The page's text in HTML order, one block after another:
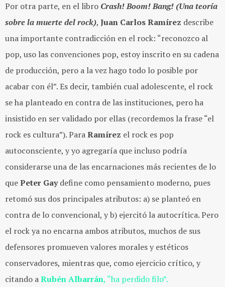
Por otra parte, en el libro Crash! Boom! Bang! (Una teoría
sobre la muerte del rock), Juan Carlos Ramírez describe
una importante contradicción en el rock: “reconozco al
pop, uso las convenciones pop, estoy inscrito en su cadena
de producción, pero a la vez hago todo lo posible por
acabar con él”. Es decir, también cual adolescente, el rock
se ha planteado en contra de las instituciones, pero ha
insistido en ser validado por ellas (recordemos la frase “el
rock es cultura”). ParaRamírez el rock es pop
autoconsciente, y yo agregaría que incluso podría
considerarse una de las encarnaciones más recientes de lo
quePeter Gaydefine como pensamiento moderno, pues
retomó sus dos principales atributos: a) se planteó en
contra de lo convencional, y b) ejercitó la autocrítica. Pero
el rock ya no encarna ambos atributos, muchos de sus
defensores promueven valores morales y estéticos
conservadores, mientras que, como ejercicio crítico, y
citando aRubén Albarrán, “ha perdido filo”.